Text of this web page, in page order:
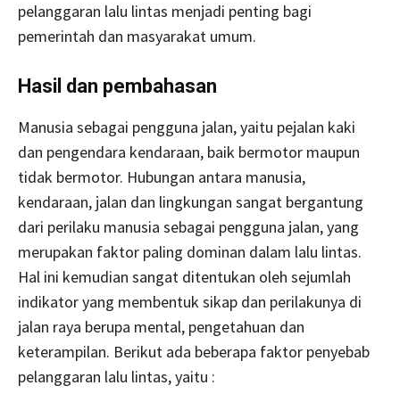
pelanggaran lalu lintas menjadi penting bagi
pemerintah dan masyarakat umum.
Hasil dan pembahasan
Manusia sebagai pengguna jalan, yaitu pejalan kaki
dan pengendara kendaraan, baik bermotor maupun
tidak bermotor. Hubungan antara manusia,
kendaraan, jalan dan lingkungan sangat bergantung
dari perilaku manusia sebagai pengguna jalan, yang
merupakan faktor paling dominan dalam lalu lintas.
Hal ini kemudian sangat ditentukan oleh sejumlah
indikator yang membentuk sikap dan perilakunya di
jalan raya berupa mental, pengetahuan dan
keterampilan. Berikut ada beberapa faktor penyebab
pelanggaran lalu lintas, yaitu :